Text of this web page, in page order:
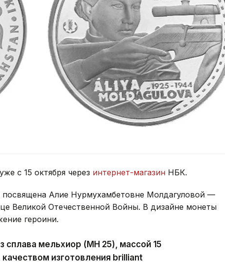
с 15 октября через интернет-магазин НБК.
Алие Нурмухамбетовне Молдагуловой —
Великой Отечественной Войны. В дизайне монеты
героини.
сплава мельхиор (МН 25), массой 15
изготовления brilliant